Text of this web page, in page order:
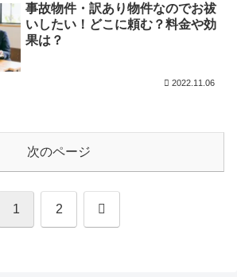
事故物件・訳あり物件なのでお祓
いしたい！どこに頼む？料金や効
果は？
2022.11.06
次のページ
1 2 次